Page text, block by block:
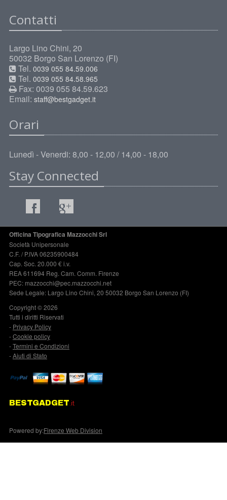
Contatti
Largo Lino Chini, 20
50032 Borgo San Lorenzo (FI)
Tel. 0039 055 84.59.006
Tel. 0039 055 84.58.965
Fax: 0039 055 84.59.623
Email: staff@bestgadget.it
Orari
Lunedì - Venerdi: 8,00 - 12,00 / 14,00 - 18,00
Stay Connected
Officina Tipografica Mazzocchi Srl
Società Unipersonale
C.F. / P.IVA 06235900484
Cap. Soc. 20.000 € i.v.
REA 611694 Reg. Cam. Comm. Firenze
PEC: mazzocchi@pec.mazzocchi.net
Sede Legale: Largo Lino Chini, 20 50032 Borgo San Lorenzo (FI)
Copyright © 2026
Tutti i diritti Riservati
- Privacy Policy
-Cookie policy
-Termini e Condizioni
-Aiuti di Stato
BESTGADGET.it
Powered by:Firenze Web Division